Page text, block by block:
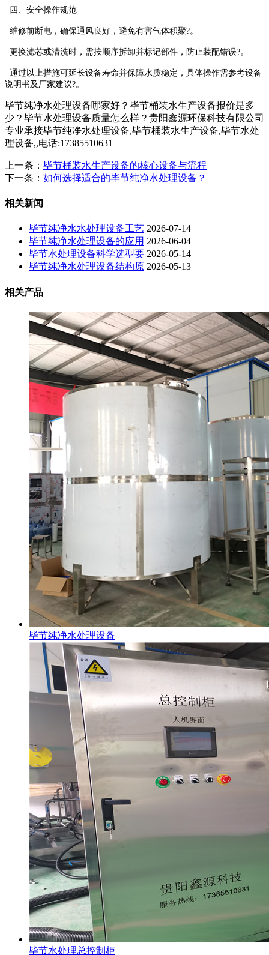
四、安全操作规范
维修前断电，确保通风良好，避免有害气体积聚?。
更换滤芯或清洗时，需按顺序拆卸并标记部件，防止装配错误?。
通过以上措施可延长设备寿命并保障水质稳定，具体操作需参考设备
说明书及厂家建议?。
毕节纯净水处理设备哪家好？毕节桶装水生产设备报价是多
少？毕节水处理设备质量怎么样？贵阳鑫源环保科技有限公司
专业承接毕节纯净水处理设备,毕节桶装水生产设备,毕节水处
理设备,,电话:17385510631
上一条： 毕节桶装水生产设备的核心设备与流程
下一条： 如何选择适合的毕节纯净水处理设备？
相关新闻
毕节纯净水水处理设备工艺 2026-07-14
毕节纯净水处理设备的应用 2026-06-04
毕节水处理设备科学选型要 2026-05-14
毕节纯净水处理设备结构原 2026-05-13
相关产品
毕节纯净水处理设备
毕节水处理总控制柜